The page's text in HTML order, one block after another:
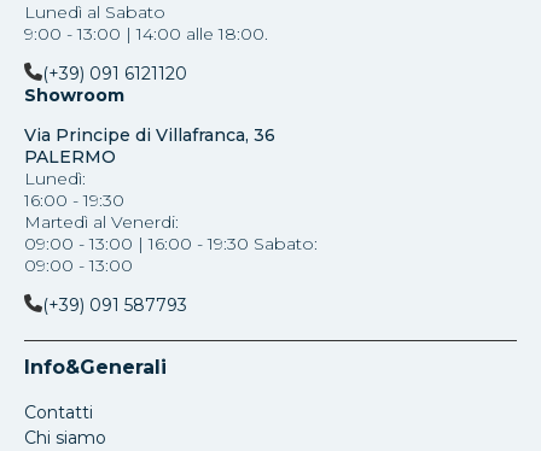
Lunedì al Sabato
9:00 - 13:00 | 14:00 alle 18:00.
(+39) 091 6121120
Showroom
Via Principe di Villafranca, 36
PALERMO
Lunedì:
16:00 - 19:30
Martedì al Venerdi:
09:00 - 13:00 | 16:00 - 19:30 Sabato:
09:00 - 13:00
(+39) 091 587793
Info&Generali
Contatti
Chi siamo